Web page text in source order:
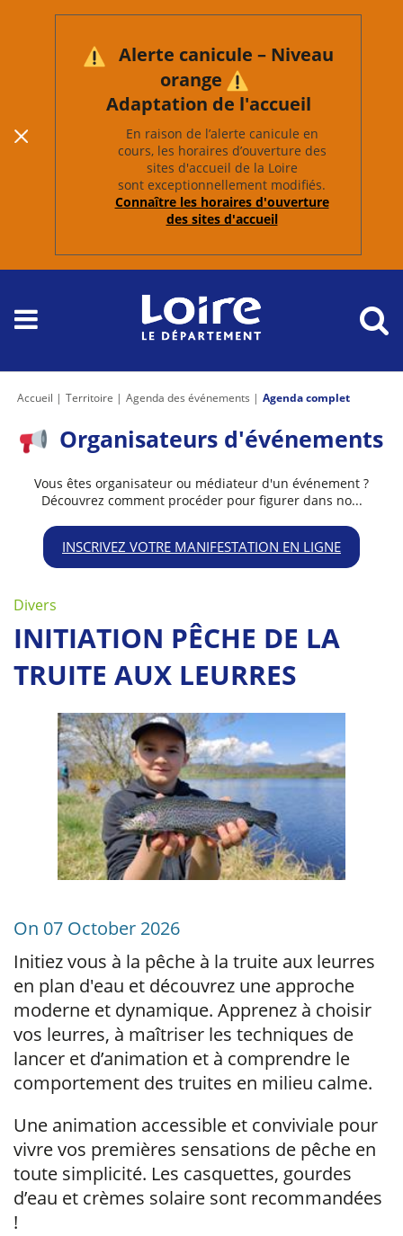
Alerte canicule – Niveau
orange
Adaptation de l'accueil
En raison de l’alerte canicule en
cours, les horaires d’ouverture des
sites d'accueil de la Loire
sont exceptionnellement modifiés.
Connaître les horaires d'ouverture
des sites d'accueil
Accueil Territoire Agenda des événements Agenda complet
Organisateurs d'événements
Vous êtes organisateur ou médiateur d'un événement ?
Découvrez comment procéder pour figurer dans no...
INSCRIVEZ VOTRE MANIFESTATION EN LIGNE
Divers
INITIATION PÊCHE DE LA
TRUITE AUX LEURRES
On 07 October 2026
Initiez vous à la pêche à la truite aux leurres
en plan d'eau et découvrez une approche
moderne et dynamique. Apprenez à choisir
vos leurres, à maîtriser les techniques de
lancer et d’animation et à comprendre le
comportement des truites en milieu calme.
Une animation accessible et conviviale pour
vivre vos premières sensations de pêche en
toute simplicité. Les casquettes, gourdes
d’eau et crèmes solaire sont recommandées
!